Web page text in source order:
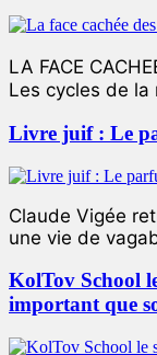
LA FACE
Les cycles de
Livre juif : Le
Claude Vigée
une vie de
KolTov School
important que